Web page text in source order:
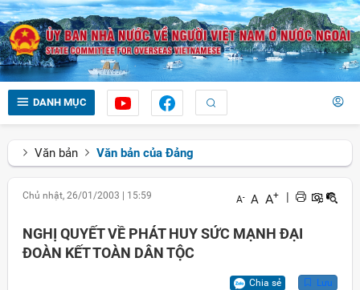
DANH MỤC
Văn bản Văn bản của Đảng
Chủ nhật, 26/01/2003 15:59 A- A A+ |
NGHỊ QUYẾT VỀ PHÁT HUY SỨC MẠNH ĐẠI
ĐOÀN KẾT TOÀN DÂN TỘC
Chia sẻ Lưu